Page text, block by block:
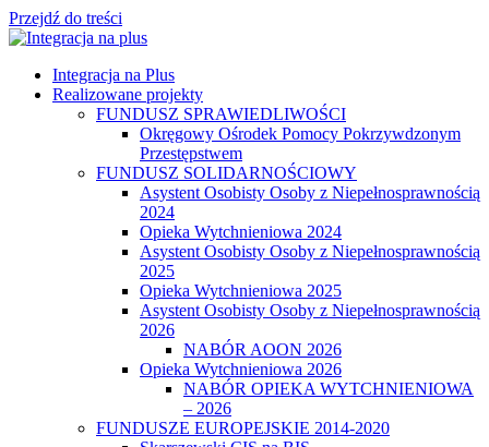
Przejdź do treści
Integracja na Plus
Realizowane projekty
FUNDUSZ SPRAWIEDLIWOŚCI
Okręgowy Ośrodek Pomocy Pokrzywdzonym
Przestępstwem
FUNDUSZ SOLIDARNOŚCIOWY
Asystent Osobisty Osoby z Niepełnosprawnością
2024
Opieka Wytchnieniowa 2024
Asystent Osobisty Osoby z Niepełnosprawnością
2025
Opieka Wytchnieniowa 2025
Asystent Osobisty Osoby z Niepełnosprawnością
2026
NABÓR AOON 2026
Opieka Wytchnieniowa 2026
NABÓR OPIEKA WYTCHNIENIOWA
– 2026
FUNDUSZE EUROPEJSKIE 2014-2020